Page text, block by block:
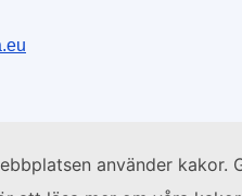
använder kakor.